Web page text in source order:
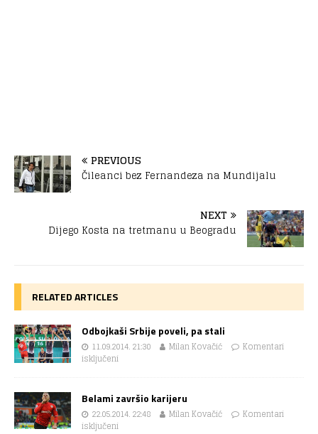
PREVIOUS
Čileanci bez Fernandeza na Mundijalu
NEXT
Dijego Kosta na tretmanu u Beogradu
RELATED ARTICLES
Odbojkaši Srbije poveli, pa stali
11.09.2014. 21:30 Milan Kovačić
Komentari
isključeni
Belami završio karijeru
22.05.2014. 22:48 Milan Kovačić
Komentari
isključeni